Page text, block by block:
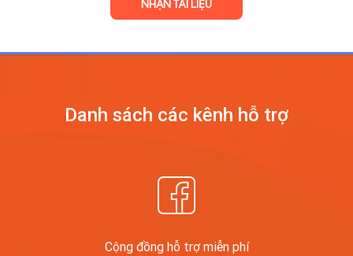
Danh sách các kênh hỗ trợ
Cộng đồng hỗ trợ miễn phí